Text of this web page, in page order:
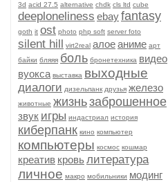
3d acid 27.5 alternative chdk cls ltd cube
deeploneliness ebayfantasy
goth it ost photo php soft server foto
silent hill virt2real алоеаниме арт
байки бляяя боль бронетехника видео
вуокса выставка выходные
диалоги дизельпанк друзья железо
животные жизньзаброшенное
звук игры индастриал история
киберпанк кино компьютер
компьютеры космос кошмар
креатив кровьлитература
личное макро мобильники модинг